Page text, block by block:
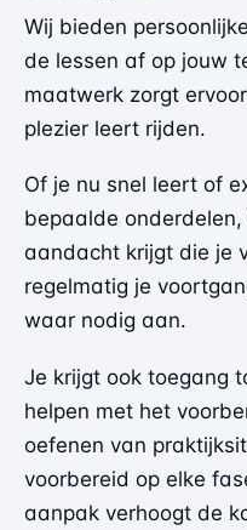
Wij bieden
de lessen af op jouw
maatwerk zorgt
plezier leert rijden.
Of je nu snel leert of
bepaalde
aandacht krijgt die je
regelmatig je
waar nodig aan.
Je krijgt ook toegang
helpen met het
oefenen van
voorbereid op elke
aanpak verhoogt de